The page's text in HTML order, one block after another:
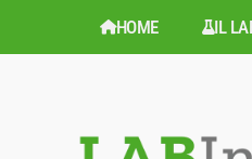
HOME IL